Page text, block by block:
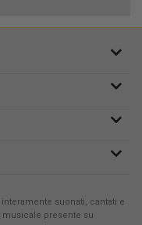
suonati, cantati e
musicale presente su